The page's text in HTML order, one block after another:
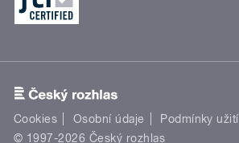
Cookies Osobní údaje Podmínky užití
© 1997-2026 Český rozhlas